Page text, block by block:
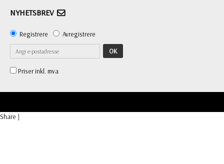
NYHETSBREV
Registrere Avregistrere
OK
Priser inkl. mva
Share |